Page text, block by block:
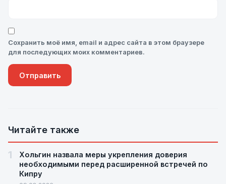
Сохранить моё имя, email и адрес сайта в этом браузере
для последующих моих комментариев.
Читайте также
1
Хольгин назвала меры укрепления доверия
необходимыми перед расширенной встречей по
Кипру